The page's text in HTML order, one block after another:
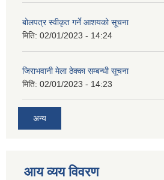
बोलपत्र स्वीकृत गर्ने आशयको सूचना
मिति: 02/01/2023 - 14:24
जिराभवानी मेला ठेक्का सम्बन्धी सूचना
मिति: 02/01/2023 - 14:23
अन्य
आय व्यय विवरण